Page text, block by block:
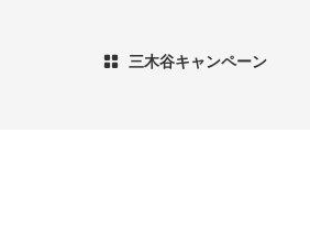
三木谷キャンペーン